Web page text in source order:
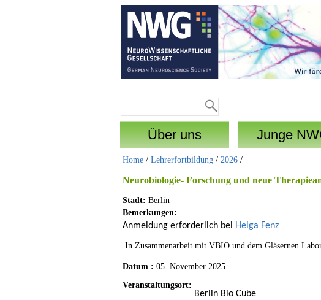
Direkt zum Inhalt
Suchformular
Über uns Junge
Home / Lehrerfortbildung / 2026 /
Neurobiologie- Forschung und neue
Stadt: Berlin
Bemerkungen:
Anmeldung erforderlich bei Helga Fenz
In Zusammenarbeit mit VBIO und dem Gläsernen
Datum : 05. November 2025
Veranstaltungsort:
Berlin Bio Cube